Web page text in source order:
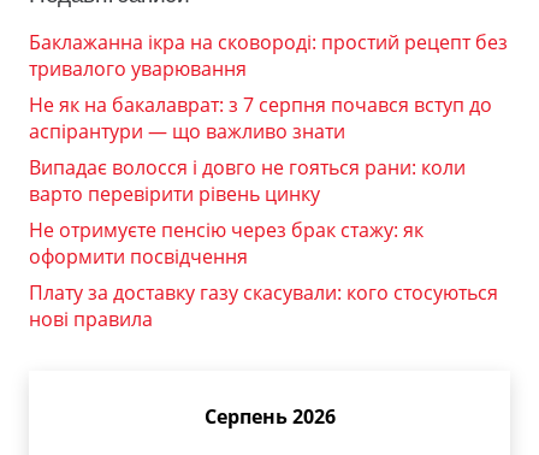
Баклажанна ікра на сковороді: простий рецепт без
тривалого уварювання
Не як на бакалаврат: з 7 серпня почався вступ до
аспірантури — що важливо знати
Випадає волосся і довго не гояться рани: коли
варто перевірити рівень цинку
Не отримуєте пенсію через брак стажу: як
оформити посвідчення
Плату за доставку газу скасували: кого стосуються
нові правила
Серпень 2026